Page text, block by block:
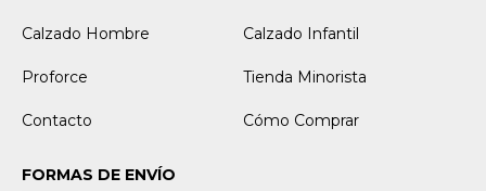
Calzado Hombre Calzado Infantil
Proforce Tienda Minorista
Contacto Cómo Comprar
FORMAS DE ENVÍO